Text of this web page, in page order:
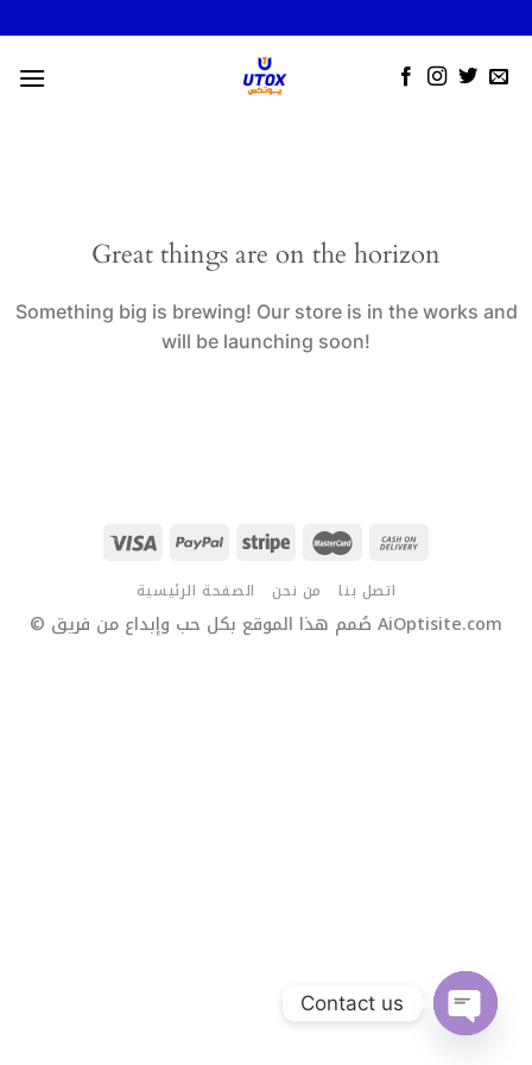
to
content
Great things are on the horizon
Something big is brewing! Our store is in the works and
will be launching soon!
الصفحة الرئيسية من نحن اتصل بنا
© صُمم هذا الموقع بكل حب وإبداع من فريق AiOptisite.com
Contact us